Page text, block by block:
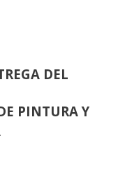
DEL
PINTURA Y